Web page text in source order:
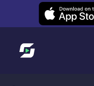
Leexi on iOS
Link alla homepage